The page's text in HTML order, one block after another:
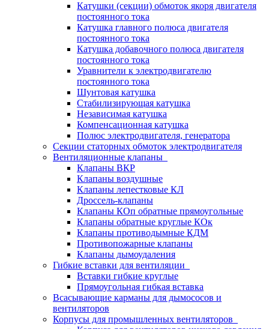
Катушки (секции) обмоток якоря двигателя
постоянного тока
Катушка главного полюса двигателя
постоянного тока
Катушка добавочного полюса двигателя
постоянного тока
Уравнители к электродвигателю
постоянного тока
Шунтовая катушка
Стабилизирующая катушка
Независимая катушка
Компенсационная катушка
Полюс электродвигателя, генератора
Секции статорных обмоток электродвигателя
Вентиляционные клапаны
Клапаны ВКР
Клапаны воздушные
Клапаны лепестковые КЛ
Дроссель-клапаны
Клапаны КОп обратные прямоугольные
Клапаны обратные круглые КОк
Клапаны противодымные КДМ
Противопожарные клапаны
Клапаны дымоудаления
Гибкие вставки для вентиляции
Вставки гибкие круглые
Прямоугольная гибкая вставка
Всасывающие карманы для дымососов и
вентиляторов
Корпусы для промышленных вентиляторов